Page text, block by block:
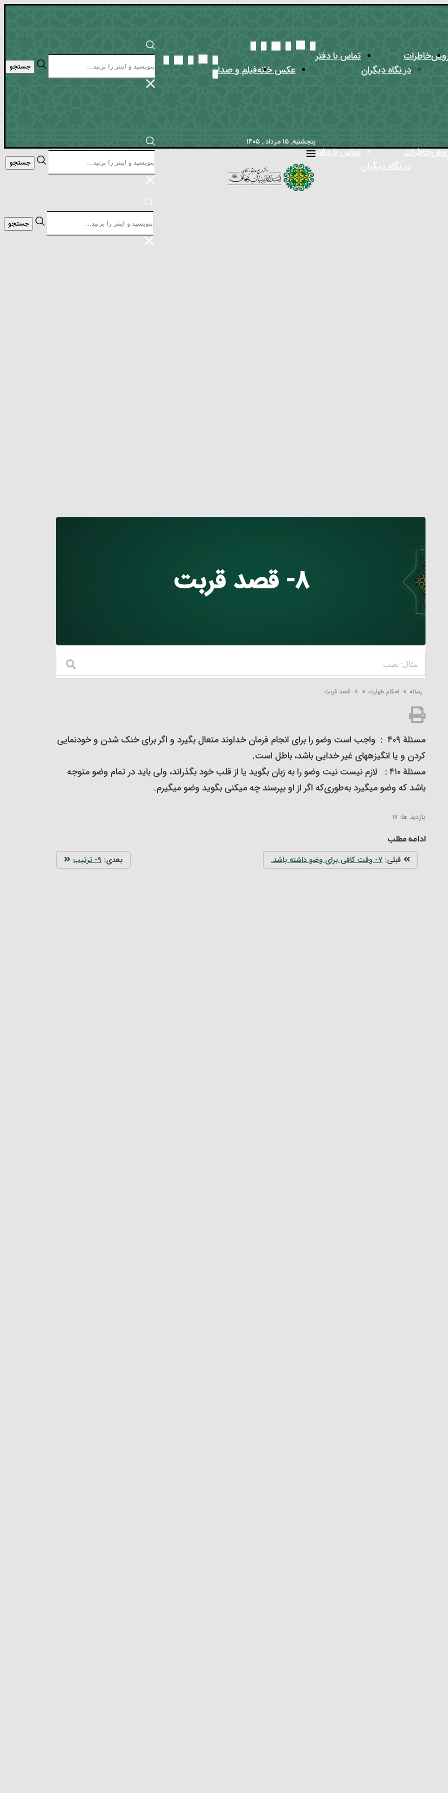
خاطرات
در نگاه دیگران
تماس با دفتر
جستجو عکس خانهفیلم و صدا
جستجو
خاطرات
در نگاه دیگران
تماس با دفتر
پنجشنبه, ۱۵ مرداد , ۱۴۰۵
جستجو
۸- قصد قربت‏
رساله احکام طهارت ۸- قصد قربت‏
مسئلۀ ۴۰۹ : واجب است وضو را برای انجام فرمان خداوند متعال بگیرد و اگر برای خنک شدن و خودنمایی
کردن و یا انگیزه‏های غیر خدایی باشد، باطل است.
مسئلۀ ۴۱۰ : لازم نیست نیت وضو را به زبان بگوید یا از قلب خود بگذراند، ولی باید در تمام وضو متوجه
باشد که وضو می‏گیرد به‌طوری‌که اگر از او بپرسند چه می‏کنی ‏بگوید وضو می‏گیرم.
بازدید ها: 17
ادامه مطلب
قبلی:۷- وقت کافی برای وضو داشته باشد. بعدی: ۹- ترتیب